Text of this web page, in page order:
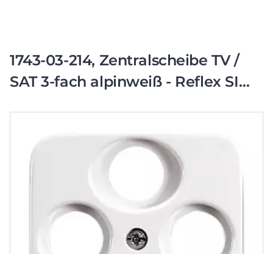
1743-03-214, Zentralscheibe TV /
SAT 3-fach alpinweiß - Reflex SI